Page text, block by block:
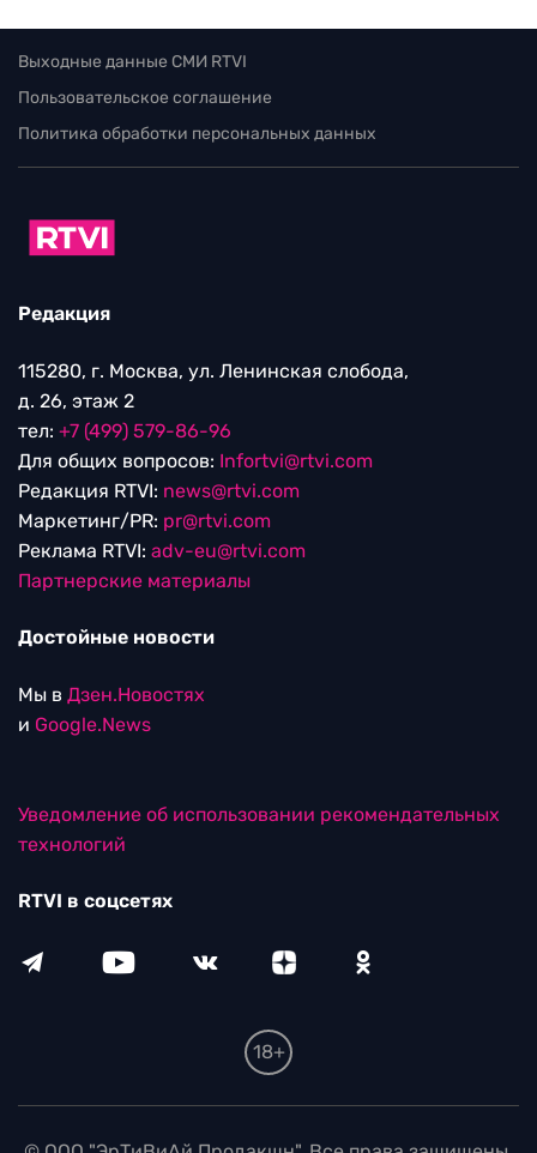
Выходные данные СМИ RTVI
Пользовательское соглашение
Политика обработки персональных данных
Редакция
115280, г. Москва, ул. Ленинская слобода,
д. 26, этаж 2
тел: +7 (499) 579-86-96
Для общих вопросов: Infortvi@rtvi.com
Редакция RTVI: news@rtvi.com
Маркетинг/PR: pr@rtvi.com
Реклама RTVI: adv-eu@rtvi.com
Партнерские материалы
Достойные новости
Мы в Дзен.Новостях
и Google.News
Уведомление об использовании рекомендательных
технологий
RTVI в соцсетях
18+